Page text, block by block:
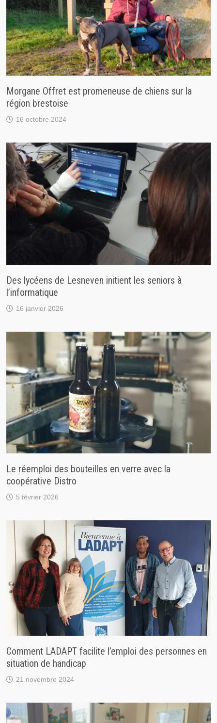
Morgane Offret est promeneuse de chiens sur la
région brestoise
16 octobre 2024
Des lycéens de Lesneven initient les seniors à
l’informatique
16 janvier 2026
Le réemploi des bouteilles en verre avec la
coopérative Distro
5 février 2026
Comment LADAPT facilite l’emploi des personnes en
situation de handicap
21 novembre 2024